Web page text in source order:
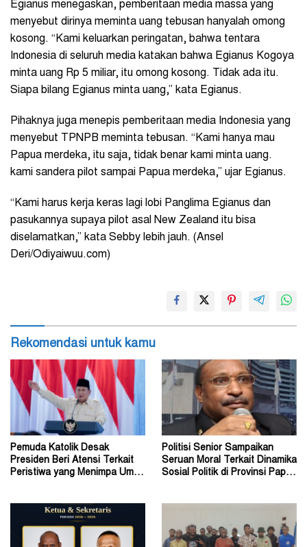
Egianus menegaskan, pemberitaan media massa yang
menyebut dirinya meminta uang tebusan hanyalah omong
kosong. “Kami keluarkan peringatan, bahwa tentara
Indonesia di seluruh media katakan bahwa Egianus Kogoya
minta uang Rp 5 miliar, itu omong kosong. Tidak ada itu.
Siapa bilang Egianus minta uang,” kata Egianus.
Pihaknya juga menepis pemberitaan media Indonesia yang
menyebut TPNPB meminta tebusan. “Kami hanya mau
Papua merdeka, itu saja, tidak benar kami minta uang.
kami sandera pilot sampai Papua merdeka,” ujar Egianus.
“Kami harus kerja keras lagi lobi Panglima Egianus dan
pasukannya supaya pilot asal New Zealand itu bisa
diselamatkan,” kata Sebby lebih jauh. (Ansel
Deri/Odiyaiwuu.com)
Rekomendasi untuk kamu
Pemuda Katolik Desak
Presiden Beri Atensi Terkait
Peristiwa yang Menimpa Umat
Politisi Senior Sampaikan
Seruan Moral Terkait Dinamika
Sosial Politik di Provinsi Papua